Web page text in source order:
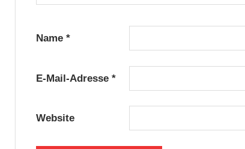
Name *
E-Mail-Adresse *
Website